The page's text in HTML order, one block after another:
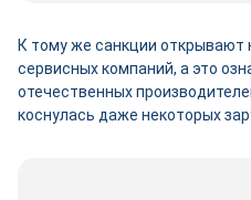
К тому же санкции открывают
сервисных компаний, а это
отечественных
коснулась даже некоторых